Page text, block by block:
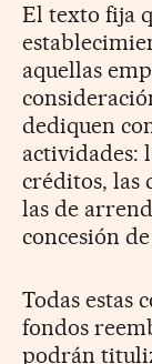
El texto fija
aquellas
dediquen
actividades:
créditos, las
las de
concesión
Todas estas
fondos
podrán